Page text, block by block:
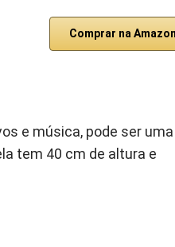
Comprar na Amazon
e música, pode ser uma
tem 40 cm de altura e